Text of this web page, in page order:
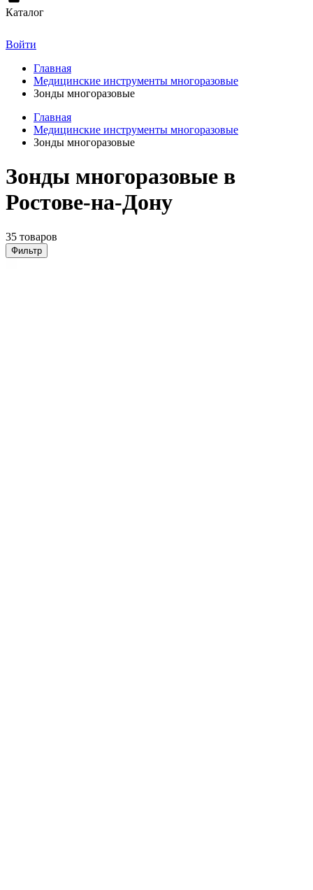
Каталог
Войти
Главная
Медицинские инструменты многоразовые
Зонды многоразовые
Главная
Медицинские инструменты многоразовые
Зонды многоразовые
Зонды многоразовые в
Ростове-на-Дону
35 товаров
Фильтр